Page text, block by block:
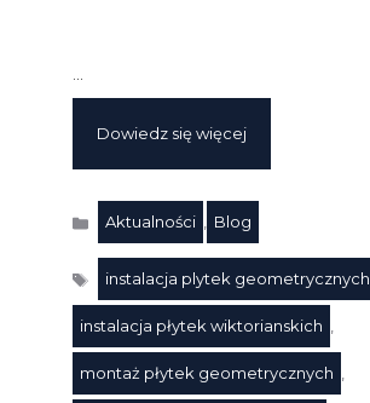
Dowiedz się więcej
Kategorie
Aktualności Blog
instalacja plytek geometrycznych
instalacja płytek wiktorianskich
montaż płytek geometrycznych